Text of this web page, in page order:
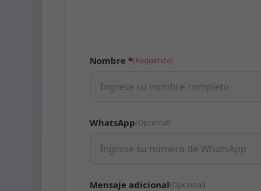
Nombre *(Requerido)
WhatsApp(Opcional)
Mensaje adicional(Opcional)